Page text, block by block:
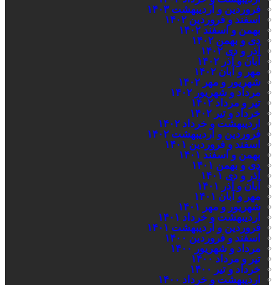
فروردین و اردیبهشت ۱۴۰۳
اسفند و فروردین ۱۴۰۲
بهمن و اسفند ۱۴۰۲
دی و بهمن ۱۴۰۲
آذر و دی ۱۴۰۲
آبان و آذر ۱۴۰۲
مهر و آبان ۱۴۰۲
شهریور و مهر ۱۴۰۲
مرداد و شهریور ۱۴۰۲
تیر و مرداد ۱۴۰۲
خرداد و تیر ۱۴۰۲
اردیبهشت و خرداد ۱۴۰۲
فروردین و اردیبهشت ۱۴۰۲
اسفند و فروردین ۱۴۰۱
بهمن و اسفند ۱۴۰۱
دی و بهمن ۱۴۰۱
آذر و دی ۱۴۰۱
آبان و آذر ۱۴۰۱
مهر و آبان ۱۴۰۱
شهریور و مهر ۱۴۰۱
اردیبهشت و خرداد ۱۴۰۱
فروردین و اردیبهشت ۱۴۰۱
اسفند و فروردین ۱۴۰۰
مرداد و شهریور ۱۴۰۰
تیر و مرداد ۱۴۰۰
خرداد و تیر ۱۴۰۰
اردیبهشت و خرداد ۱۴۰۰